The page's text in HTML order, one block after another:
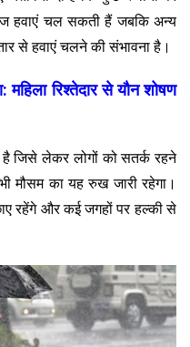
हवाएं चल सकती हैं जबकि अन्य
से हवाएं चलने की संभावना है।
महिला रिश्तेदार से यौन शोषण
जिसे लेकर लोगों को सतर्क रहने
मौसम का यह रुख जारी रहेगा।
रहेंगे और कई जगहों पर हल्की से